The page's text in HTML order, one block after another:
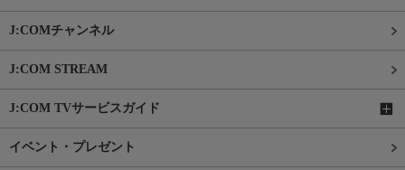
J:COMチャンネル
J:COM STREAM
J:COM TVサービスガイド
イベント・プレゼント